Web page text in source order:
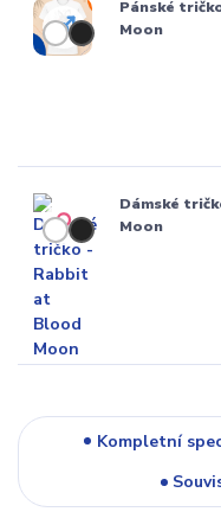
Pánské
Moon
Dámské
Moon
Kompletní